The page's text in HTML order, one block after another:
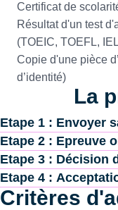
Certificat de
Résultat d'un test
(TOEIC, TOEFL,
Copie d'une pièce
d’identité)
La
Etape 1 : Envoyer
Etape 2 : Epreuve
Etape 3 : Décision
Etape 4 :
Critères